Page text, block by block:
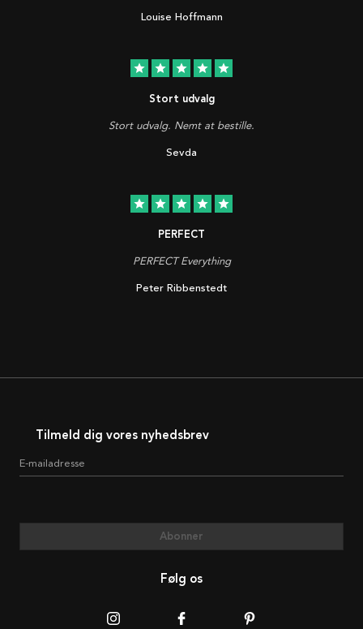
Louise Hoffmann
star star star star star
Stort udvalg
Stort udvalg. Nemt at bestille.
Sevda
star star star star star
PERFECT
PERFECT Everything
Peter Ribbenstedt
Tilmeld dig vores nyhedsbrev
E-mailadresse
Abonner
Følg os